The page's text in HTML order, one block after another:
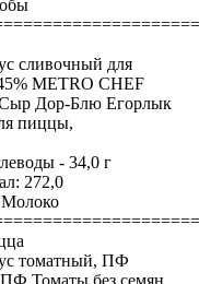
сливочный для
METRO CHEF
Дор-Блю Егорлык
пиццы,
- 34,0 г
272,0
томатный, ПФ
ПФ Томаты без семян